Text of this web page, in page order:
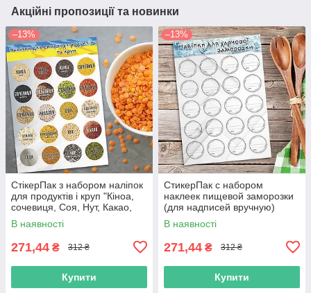
Акційні пропозиції та новинки
–13%
СтікерПак з набором наліпок
для продуктів і круп "Кіноа,
сочевиця, Соя, Нут, Какао,
Сода, Чіа, Маш та ін."
В наявності
271,44 ₴ 312 ₴
Купити
–13%
СтикерПак с набором
наклеек пищевой заморозки
(для надписей вручную)
В наявності
271,44 ₴ 312 ₴
Купити